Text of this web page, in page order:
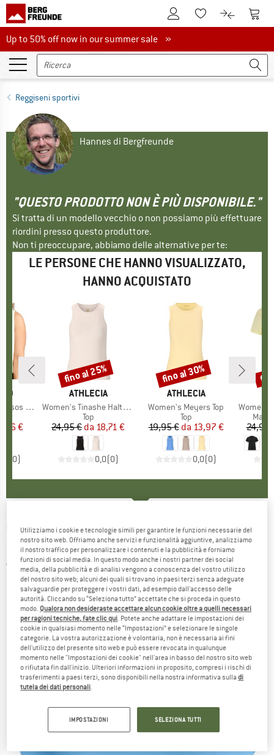
Al conto clienteAlla lista
Al Al
Up to 50% off now in our summer sale
Up to 50% off now in our summer sale »
Reggiseni sportivi
Hannes di Bergfreunde
"QUESTO PRODOTTO NON È PIÙ DISPONIBILE."
Si tratta di un modello vecchio o non possiamo più effettuare
riordini presso questo produttore.
Non ti preoccupare, abbiamo delle alternative per te:
LE PERSONE CHE HANNO VISUALIZZATO,
HANNO ACQUISTATO
Hemp
ridotto
€
0)
MARCHIO
ATHLECIA
Articolo
Women's Tinashe Halterneck Rib Top
Gruppo di prodotti
Top
Prezzo
24,95 € Prezzo ridotto
da 18,71 €
0,0(0)
Sconto
fino al 25%
MARCHIO
ATHLECIA
Articolo
Women's Meyers Top
Gruppo di prodotti
Top
Prezzo
19,95 € Prezzo ridotto
da 13,97 €
0,0(0)
Sconto
fino al 30%
Articolo
Women's
24,95
UNDER ARMOUR -Women's Vanish
Seamless Low Bra - Reggiseno sportivo
5,0(1)
Utilizziamo i cookie e tecnologie simili per garantire le funzioni necessarie del
nostro sito web. Offriamo anche servizi e funzionalità aggiuntive, analizziamo
il nostro traffico per personalizzare i contenuti e la pubblicità e forniamo
funzioni di social media. In questo modo anche i nostri partner dei social
media, della pubblicità e di analisi vengono a conoscenza del vostro utilizzo
del nostro sito web; alcuni dei quali si trovano in paesi terzi senza adeguate
salvaguardie per proteggere i vostri dati, ad esempio dall'accesso delle
autorità. Cliccando su “Seleziona tutto” accettate che si proceda in questo
modo. Qualora non desideraste accettare alcun cookie oltre a quelli necessari
per ragioni tecniche, fate clic qui . Potete anche adattare le impostazioni dei
cookie in qualsiasi momento nelle “Impostazioni” e selezionare le singole
categorie. La vostra autorizzazione è volontaria, non è necessaria ai fini
dell'utilizzo del presente sito web e può essere revocata in qualunque
momento nelle "Impostazioni dei cookie" nell'area in basso del nostro sito web
o rifiutata fin dall'inizio. Ulteriori informazioni in proposito, compresi i rischi di
trasferimenti a paesi terzi, sono disponibili nella nostra informativa sulladi
tutela dei dati personali
IMPOSTAZIONI SELEZIONA TUTTI